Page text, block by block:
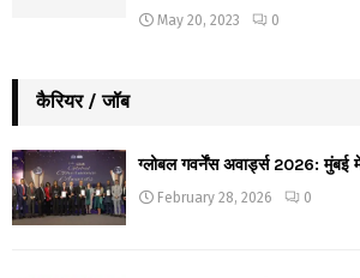
May 20, 2023 0
कैरियर / जॉब
ग्लोबल गवर्नेंस अवार्ड्स 2026: मुंबई
February 28, 2026 0